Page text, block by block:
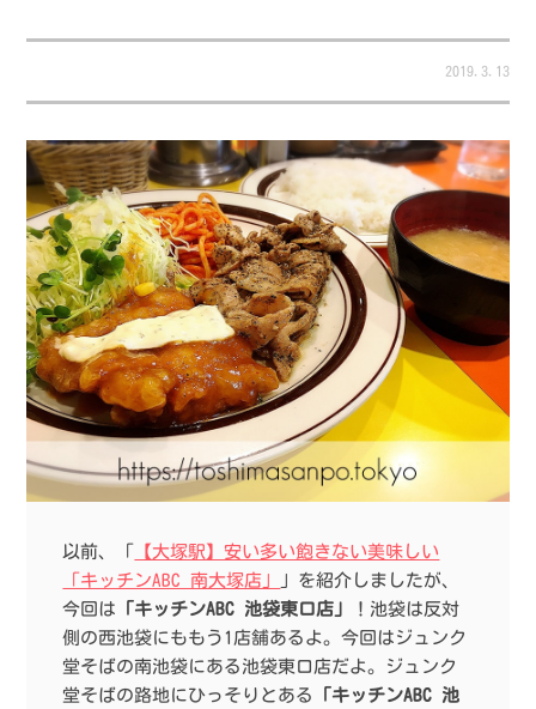
2019.3.13
以前、「
【大塚駅】安い多い飽きない美味しい
「キッチンABC 南大塚店」
」を紹介しましたが、
今回は 「キッチンABC 池袋東口店」
！池袋は反対
側の西池袋にももう1店舗あるよ。今回はジュンク
堂そばの南池袋にある池袋東口店だよ。ジュンク
堂そばの路地にひっそりとある
「キッチンABC 池